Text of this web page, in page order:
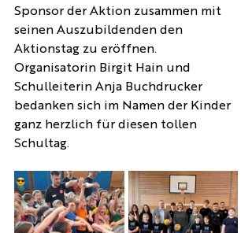
Sponsor der Aktion zusammen mit
seinen Auszubildenden den
Aktionstag zu eröffnen.
Organisatorin Birgit Hain und
Schulleiterin Anja Buchdrucker
bedanken sich im Namen der Kinder
ganz herzlich für diesen tollen
Schultag.